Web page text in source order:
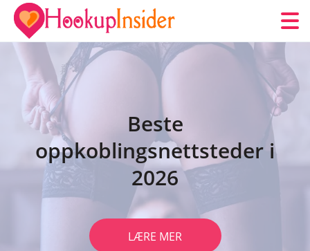
Beste
oppkoblingsnettsteder i
2026
LÆRE MER